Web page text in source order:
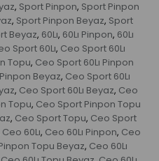
, Sport Pinpon, Sport Pinpon
, Sport Pinpon Beyaz, Sport
Beyaz, 60Lı, 60Lı Pinpon, 60Lı
Sport 60Lı, Ceo Sport 60Lı
Topu, Ceo Sport 60Lı Pinpon
Beyaz, Ceo Sport 60Lı
, Ceo Sport 60Lı Beyaz, Ceo
Topu, Ceo Sport Pinpon Topu
, Ceo Sport Topu, Ceo Sport
Ceo 60Lı, Ceo 60Lı Pinpon, Ceo
Topu Beyaz, Ceo 60Lı